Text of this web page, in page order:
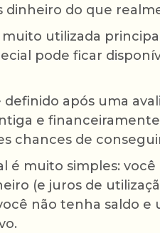
dinheiro do que
muito utilizada
pode ficar
após uma
e
chances de
é muito simples:
(e juros de
não tenha saldo e